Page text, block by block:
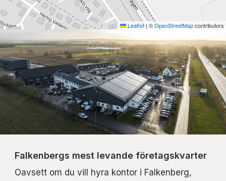
Leaflet| ©OpenStreetMapcontributors
Falkenbergs mest levande företagskvarter
Oavsett om du vill hyra kontor i Falkenberg,